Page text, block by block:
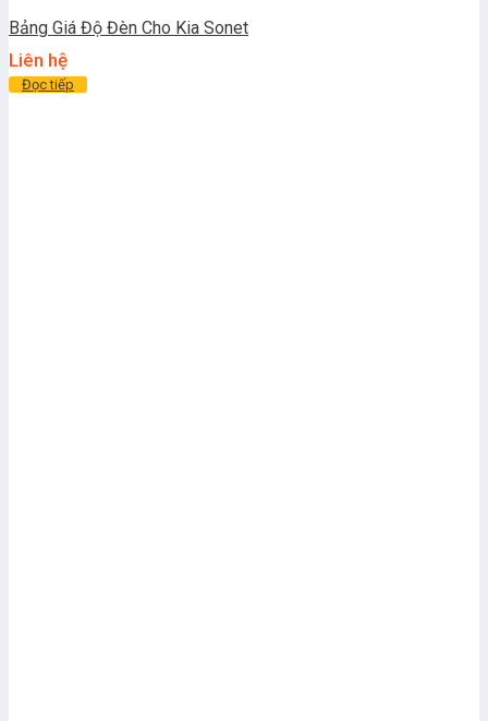
Bảng Giá Độ Đèn Cho Kia Sonet
Liên hệ
Đọc tiếp